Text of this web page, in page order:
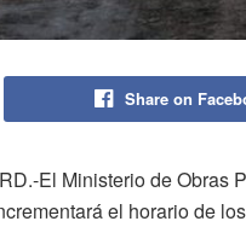
Share on
El Ministerio de Obras
el horario de